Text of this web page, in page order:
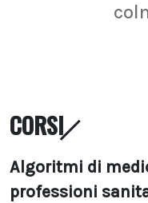
CORSI
Algoritmi di
professioni